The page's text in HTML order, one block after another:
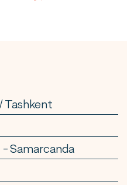
Tashkent
Samarcanda